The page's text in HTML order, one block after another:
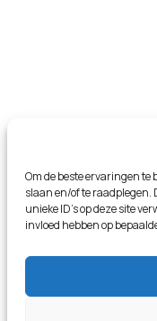
Om de beste ervaringen te
slaan en/of te raadplegen.
unieke ID's op deze site
invloed hebben op